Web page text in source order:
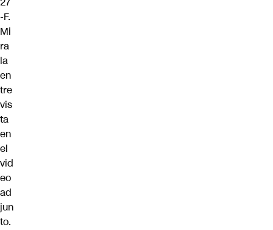
-F.
Mi
ra
la
en
tre
vis
ta
en
el
vid
eo
ad
jun
to.